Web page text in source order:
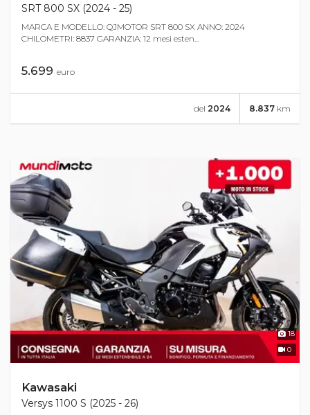
SRT 800 SX (2024 - 25)
MARCA E MODELLO: QJMOTOR SRT 800 SX ANNO: 2024
CHILOMETRI: 8837 GARANZIA: 12 mesi esten...
5.699 euro
8.837 km
del 2024
18
0
Kawasaki
Versys 1100 S (2025 - 26)